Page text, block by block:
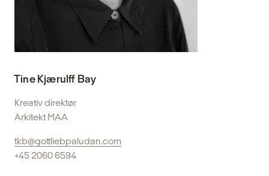
Tine Kjærulff Bay
Kreativ direktør
Arkitekt MAA
tkb@gottliebpaludan.com
+45 2060 6594